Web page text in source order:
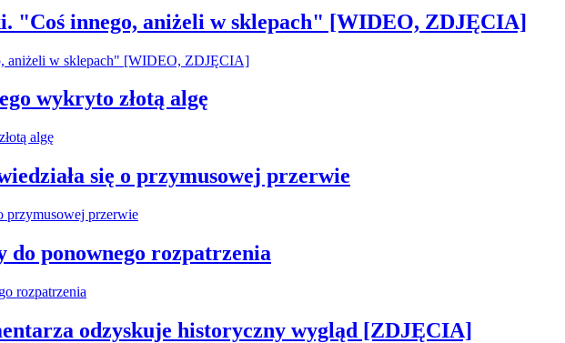
"Coś innego, aniżeli w sklepach" [WIDEO, ZDJĘCIA]
wykryto złotą algę
się o przymusowej przerwie
ponownego rozpatrzenia
odzyskuje historyczny wygląd [ZDJĘCIA]